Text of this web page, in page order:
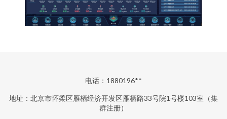
电话：1880196**
地址：北京市怀柔区雁栖经济开发区雁栖路33号院1号楼103室（集
群注册）